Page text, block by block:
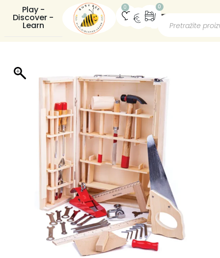
Play -
Discover -
Learn
0 0